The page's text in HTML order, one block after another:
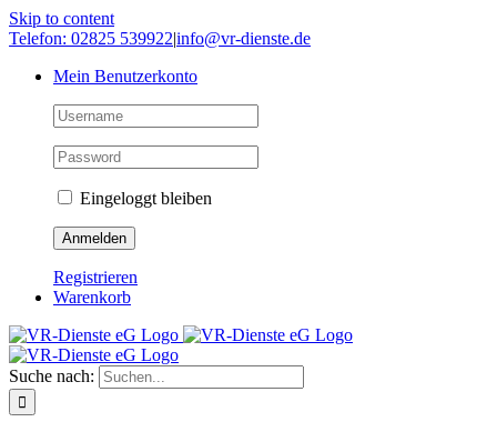
Skip to content
Telefon: 02825 539922|info@vr-dienste.de
Mein Benutzerkonto
Eingeloggt bleiben
Registrieren
Warenkorb
Suche nach: